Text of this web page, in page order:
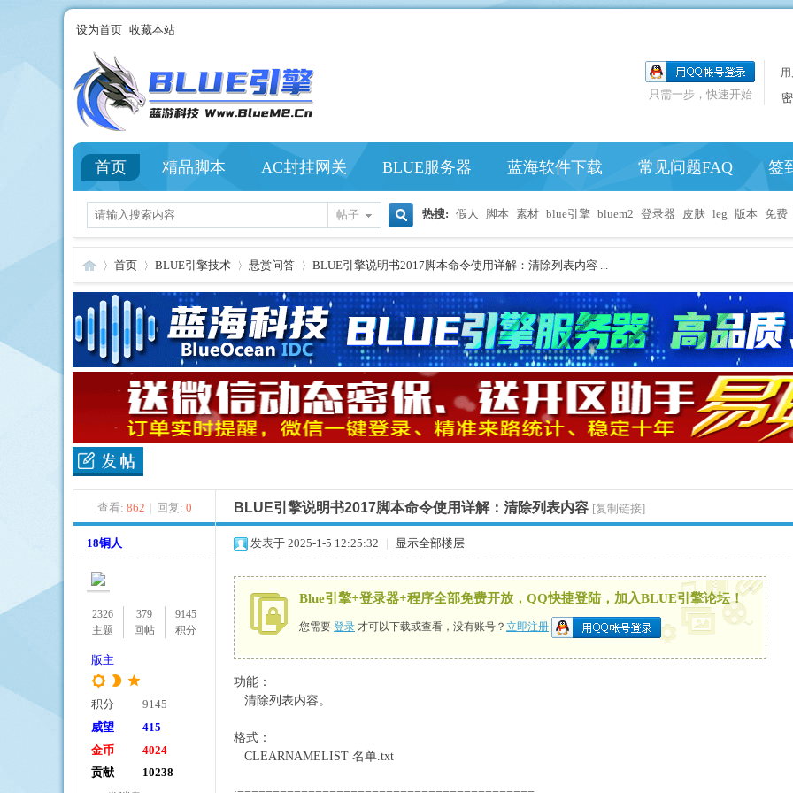
设为首页 收藏本站
只需一步，快速开始
首页 精品脚本 AC封挂网关 BLUE服务器 蓝海软件下载 常见问题FAQ 签
帖子
搜
索
热搜: 假人 脚本 素材 blue引擎 bluem2 登录器 皮肤 leg 版本 免费
Bl »
首页
›
BLUE引擎技术
›
悬赏问答
›
BLUE引擎说明书2017脚本命令使用详解：清除列表内容 ...
查看: 862 | 回复: 0 BLUE引擎说明书2017脚本命令使用详解：清除列表内容 [复制链接]
18铜人
2326
主题
379
回帖
9145
积分
版主
积分
9145
威望
415
金币
4024
贡献
10238
发表于 2025-1-5 12:25:32 | 显示全部楼层
Blue引擎+登录器+程序全部免费开放，QQ快捷登陆，加入BLUE引擎论坛！
您需要 登录 才可以下载或查看，没有账号？ 立即注册
×
功能：
清除列表内容。
格式：
CLEARNAMELIST 名单.txt